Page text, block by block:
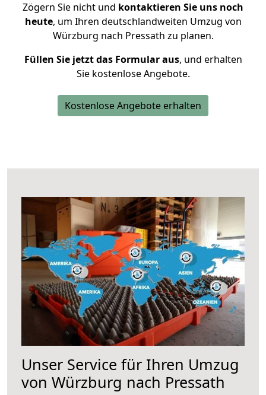
Zögern Sie nicht und kontaktieren Sie uns noch
heute, um Ihren deutschlandweiten Umzug von
Würzburg nach Pressath zu planen.
Füllen Sie jetzt das Formular aus, und erhalten
Sie kostenlose Angebote.
Kostenlose Angebote erhalten
Unser Service für Ihren Umzug
von Würzburg nach Pressath